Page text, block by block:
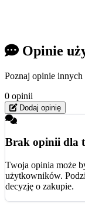
Opinie
Poznaj opinie
0 opinii
Dodaj opinię
Brak opinii dla
Twoja opinia może
użytkowników.
decyzję o zakupie.